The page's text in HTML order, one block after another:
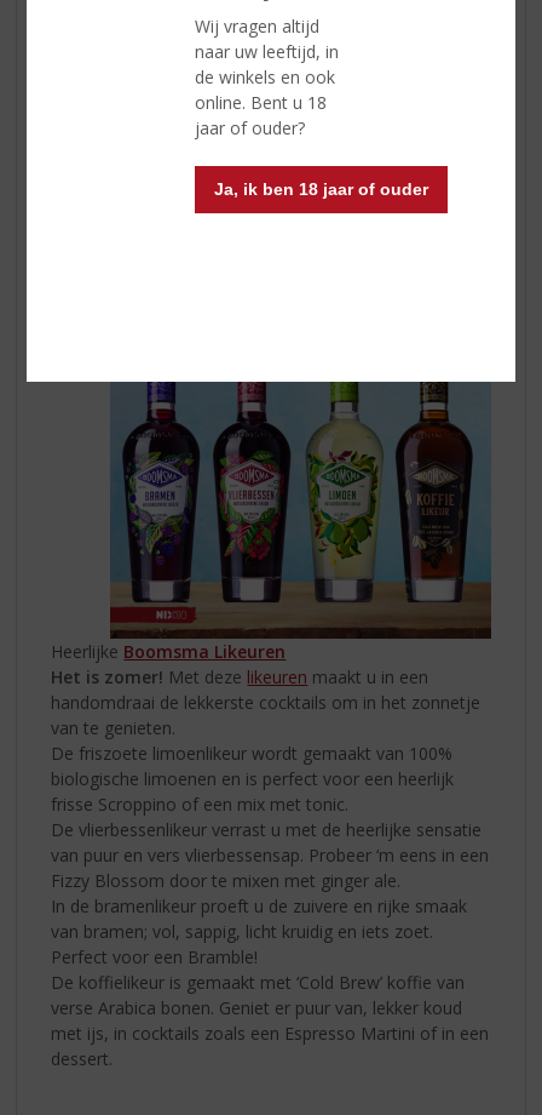
Wij vragen altijd
naar uw leeftijd, in
de winkels en ook
online. Bent u 18
jaar of ouder?
Ja, ik ben 18 jaar of ouder
geen toverstaf om dit passend in de koffers te krijgen.
Tranquilo...pak de koffers zo kort mogelijk voor de
vakantie in. Begint u al twee weken van tevoren dan is
er een kans dat u die koffer tussendoor met regelmaat
omgooit. Wat u wel kunt doen is een kleine week van
Dat zorgt al voor een rustiger mindset voor de vakantie.
Dan staat het op uw lijstje en zit het niet meer voorin in
Heerlijke Boomsma Likeuren
Het is zomer! Met deze likeuren maakt u in een
handomdraai de lekkerste cocktails om in het zonnetje
van te genieten.
De friszoete limoenlikeur wordt gemaakt van 100%
biologische limoenen en is perfect voor een heerlijk
frisse Scroppino of een mix met tonic.
De vlierbessenlikeur verrast u met de heerlijke sensatie
van puur en vers vlierbessensap. Probeer ‘m eens in een
Fizzy Blossom door te mixen met ginger ale.
In de bramenlikeur proeft u de zuivere en rijke smaak
van bramen; vol, sappig, licht kruidig en iets zoet.
Perfect voor een Bramble!
De koffielikeur is gemaakt met ‘Cold Brew’ koffie van
verse Arabica bonen. Geniet er puur van, lekker koud
met ijs, in cocktails zoals een Espresso Martini of in een
dessert.